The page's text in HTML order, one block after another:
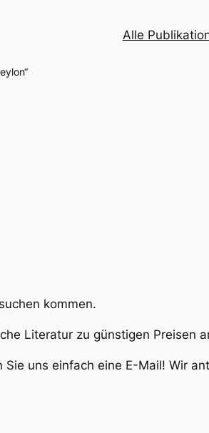
Alle
kommen.
Literatur zu günstigen Preisen
Sie uns einfach eine E-Mail! Wir